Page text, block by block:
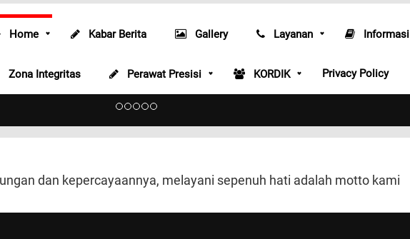
Home Kabar Berita Gallery Layanan Informasi
Zona Integritas Perawat Presisi KORDIK Privacy Policy
dan kepercayaannya, melayani sepenuh hati adalah motto kami